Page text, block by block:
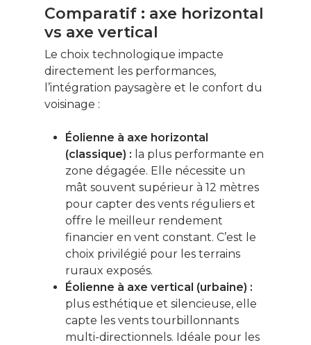
Comparatif : axe horizontal
vs axe vertical
Le choix technologique impacte
directement les performances,
l’intégration paysagère et le confort du
voisinage :
Éolienne à axe horizontal
(classique) : la plus performante en
zone dégagée. Elle nécessite un
mât souvent supérieur à 12 mètres
pour capter des vents réguliers et
offre le meilleur rendement
financier en vent constant. C’est le
choix privilégié pour les terrains
ruraux exposés.
Éolienne à axe vertical (urbaine) :
plus esthétique et silencieuse, elle
capte les vents tourbillonnants
multi-directionnels. Idéale pour les
Ce contenu vous
intéresse ? Cliquez
Énergie
Patrimoine
Smart Home
Gérer son
Fiches pratiques
Le Monde